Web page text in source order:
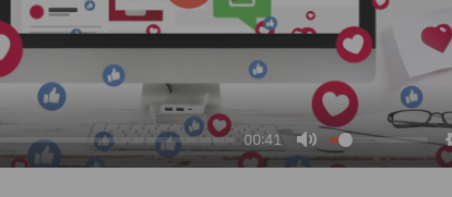
00:41
Mute
Play